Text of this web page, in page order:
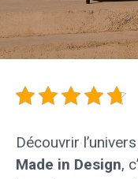
Découvrir
Made in Design,